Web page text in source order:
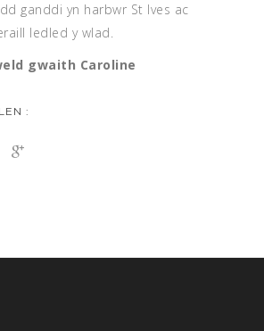
ganddi yn harbwr St Ives ac
ledled y wlad.
gwaith Caroline
: